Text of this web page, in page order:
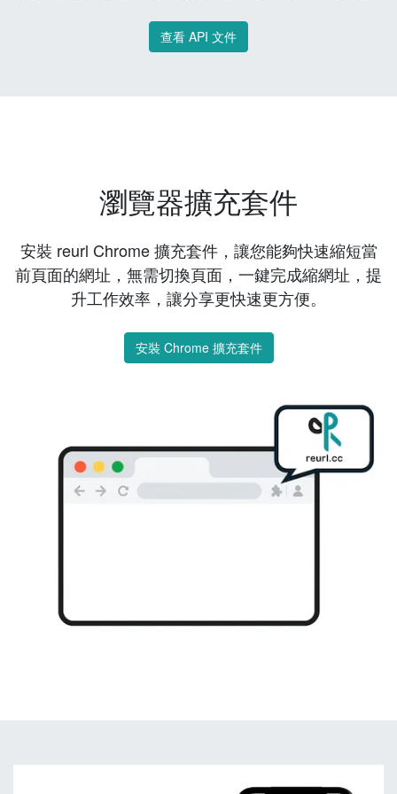
查看 API 文件
瀏覽器擴充套件
安裝 reurl Chrome 擴充套件，讓您能夠快速縮短當
前頁面的網址，無需切換頁面，一鍵完成縮網址，提
升工作效率，讓分享更快速更方便。
安裝 Chrome 擴充套件